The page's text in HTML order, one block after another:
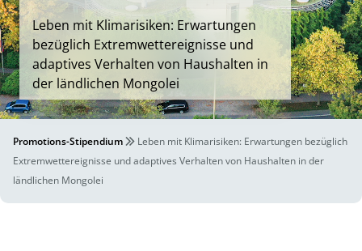
Leben mit Klimarisiken: Erwartungen
bezüglich Extremwettereignisse und
adaptives Verhalten von Haushalten in
der ländlichen Mongolei
Promotions-Stipendium
Leben mit Klimarisiken: Erwartungen bezüglich
Extremwettereignisse und adaptives Verhalten von Haushalten in der
ländlichen Mongolei